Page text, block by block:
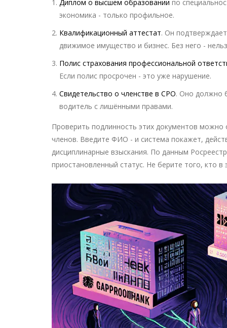
Диплом о высшем образовании по
экономика - только профильное.
Квалификационный аттестат. Он
движимое имущество и бизнес. Без него -
Полис страхования профессиональной
Если полис просрочен - это уже нарушение.
Свидетельство о членстве в СРО. Оно должно
водитель с лишёнными правами.
Проверить подлинность этих документов
членов. Введите ФИО - и система покажет,
дисциплинарные взыскания. По данным
приостановленный статус. Не берите того, кто в